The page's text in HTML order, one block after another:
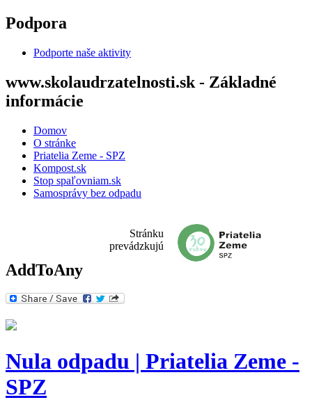
Skočiť na hlavný obsah
Podpora
Podporte naše aktivity
www.skolaudrzatelnosti.sk - Základné
informácie
Domov
O stránke
Priatelia Zeme - SPZ
Kompost.sk
Stop spaľovniam.sk
Samosprávy bez odpadu
Stránku
prevádzkujú
AddToAny
Nula odpadu | Priatelia Zeme -
SPZ